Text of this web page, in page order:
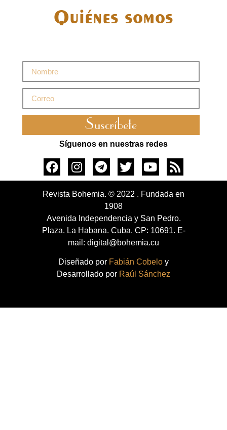
Quiénes somos
Suscríbete
Síguenos en nuestras redes
Revista Bohemia. © 2022 . Fundada en
1908
Avenida Independencia y San Pedro.
Plaza. La Habana. Cuba. CP: 10691. E-
mail: digital@bohemia.cu
Diseñado por Fabián Cobelo y
Desarrollado por Raúl Sánchez